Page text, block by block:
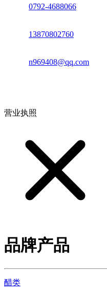
0792-4688066
13870802760
n969408@qq.com
营业执照
品牌产品
醋类